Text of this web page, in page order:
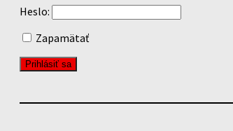
Heslo:
Zapamätať